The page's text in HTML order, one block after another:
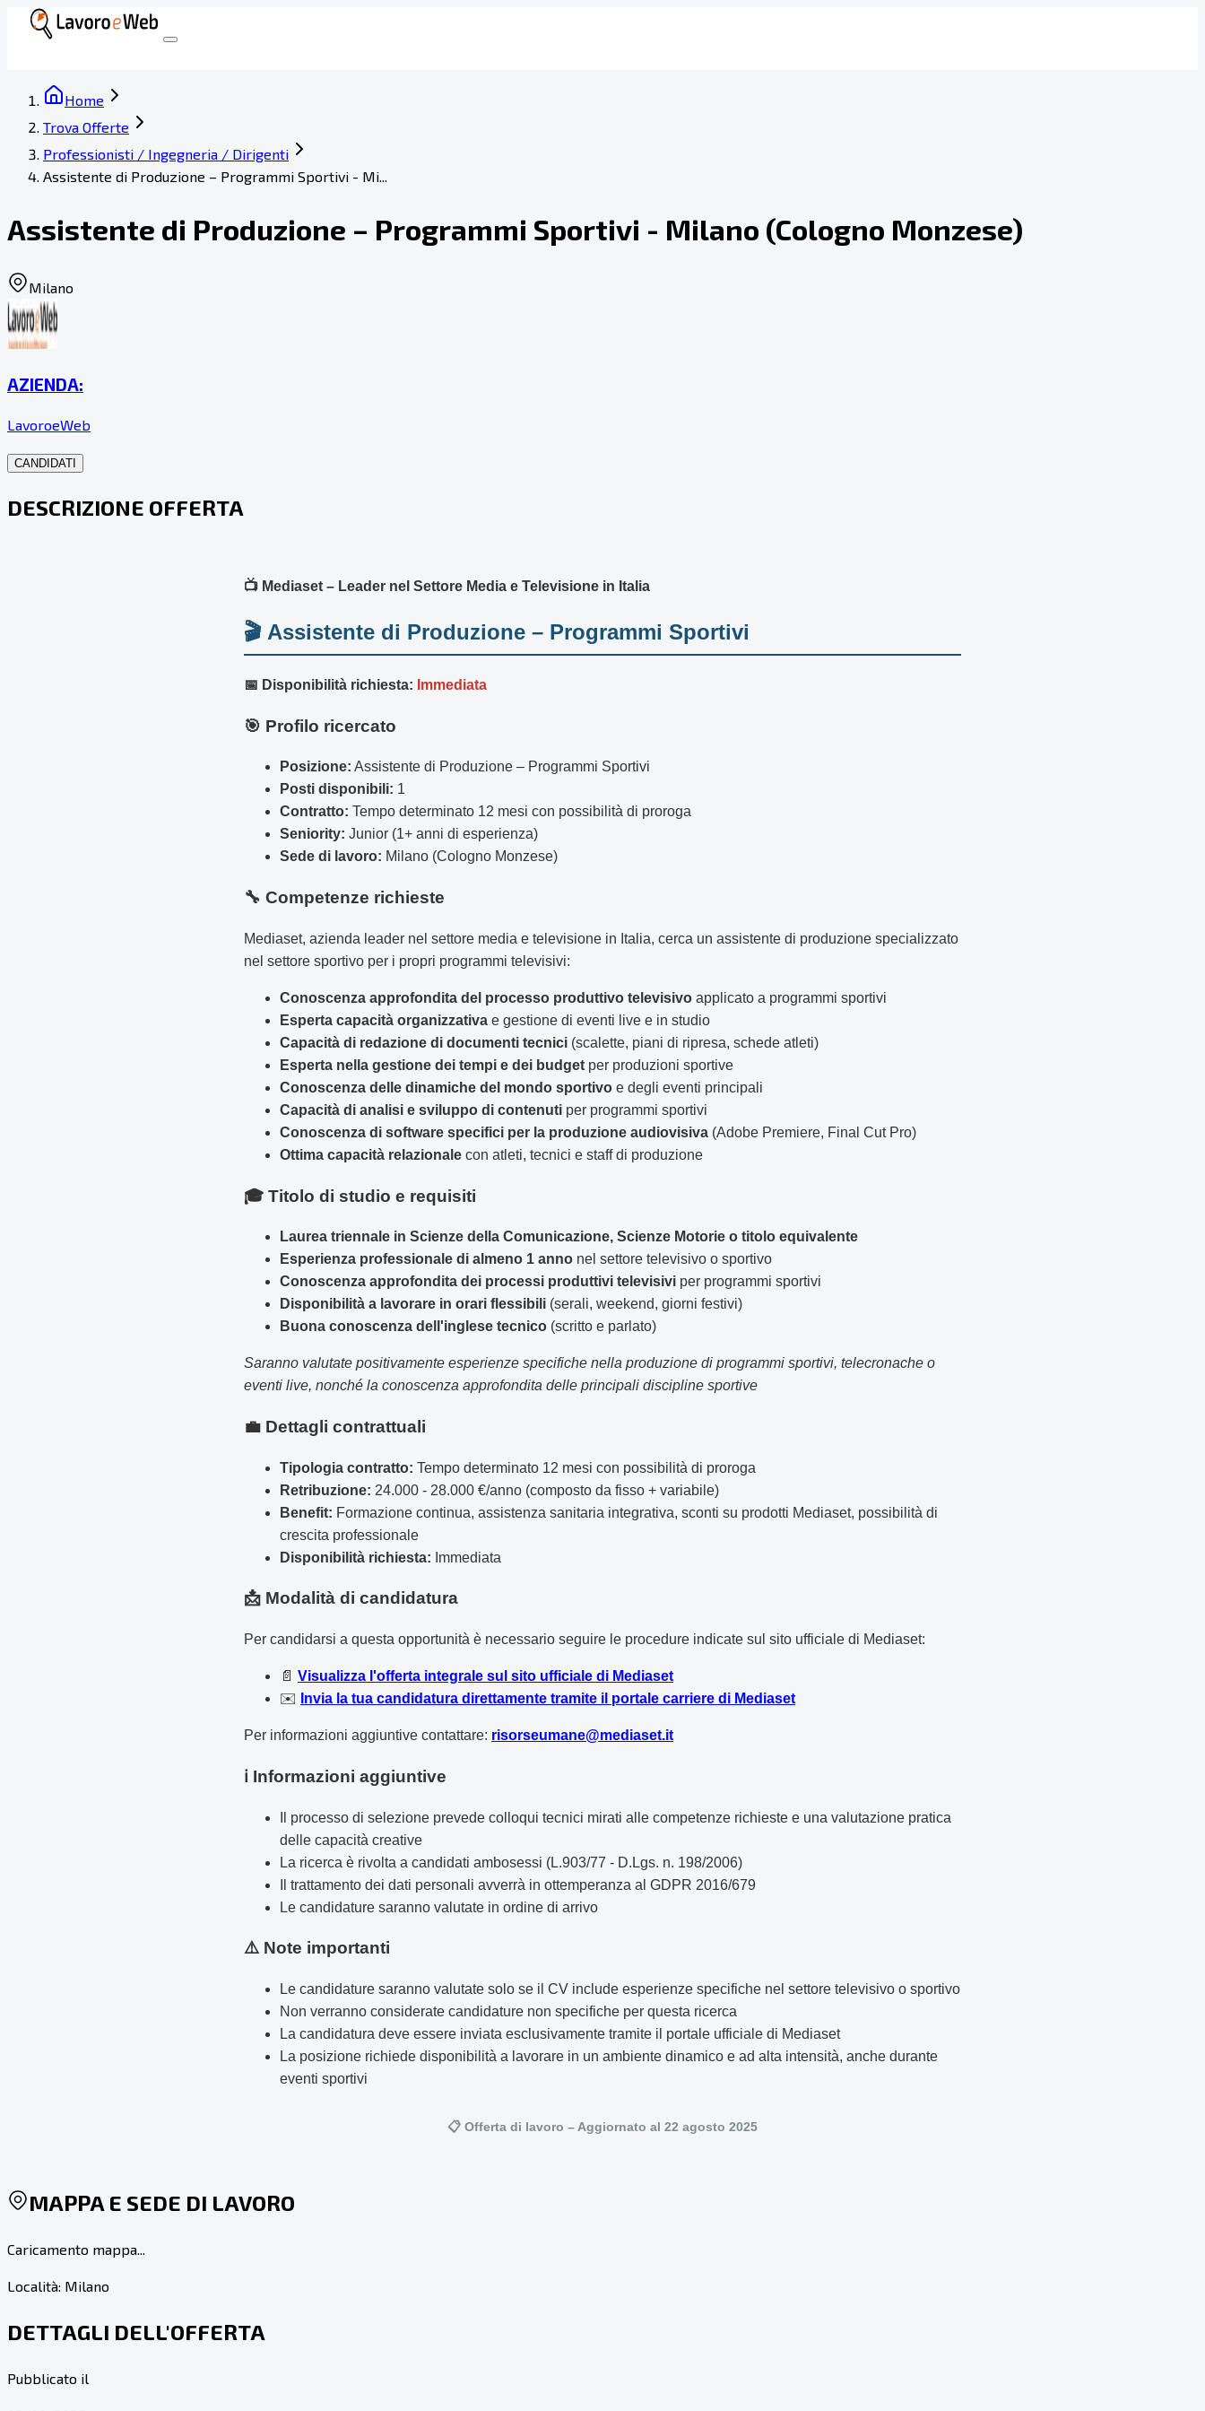
Home
Trova Offerte
Professionisti / Ingegneria / Dirigenti
Assistente di Produzione – Programmi Sportivi - Mi...
Assistente di Produzione – Programmi Sportivi - Milano (Cologno Monzese)
Milano
AZIENDA:
LavoroeWeb
CANDIDATI
DESCRIZIONE OFFERTA
📺 Mediaset – Leader nel Settore Media e Televisione in Italia
🎬 Assistente di Produzione – Programmi Sportivi
📅 Disponibilità richiesta: Immediata
🎯 Profilo ricercato
Posizione: Assistente di Produzione – Programmi Sportivi
Posti disponibili: 1
Contratto: Tempo determinato 12 mesi con possibilità di proroga
Seniority: Junior (1+ anni di esperienza)
Sede di lavoro: Milano (Cologno Monzese)
🔧 Competenze richieste
Mediaset, azienda leader nel settore media e televisione in Italia, cerca un assistente di produzione specializzato
nel settore sportivo per i propri programmi televisivi:
Conoscenza approfondita del processo produttivo televisivo applicato a programmi sportivi
Esperta capacità organizzativa e gestione di eventi live e in studio
Capacità di redazione di documenti tecnici (scalette, piani di ripresa, schede atleti)
Esperta nella gestione dei tempi e dei budget per produzioni sportive
Conoscenza delle dinamiche del mondo sportivo e degli eventi principali
Capacità di analisi e sviluppo di contenuti per programmi sportivi
Conoscenza di software specifici per la produzione audiovisiva (Adobe Premiere, Final Cut Pro)
Ottima capacità relazionale con atleti, tecnici e staff di produzione
🎓 Titolo di studio e requisiti
Laurea triennale in Scienze della Comunicazione, Scienze Motorie o titolo equivalente
Esperienza professionale di almeno 1 anno nel settore televisivo o sportivo
Conoscenza approfondita dei processi produttivi televisivi per programmi sportivi
Disponibilità a lavorare in orari flessibili (serali, weekend, giorni festivi)
Buona conoscenza dell'inglese tecnico (scritto e parlato)
Saranno valutate positivamente esperienze specifiche nella produzione di programmi sportivi, telecronache o
eventi live, nonché la conoscenza approfondita delle principali discipline sportive
💼 Dettagli contrattuali
Tipologia contratto: Tempo determinato 12 mesi con possibilità di proroga
Retribuzione: 24.000 - 28.000 €/anno (composto da fisso + variabile)
Benefit: Formazione continua, assistenza sanitaria integrativa, sconti su prodotti Mediaset, possibilità di
crescita professionale
Disponibilità richiesta: Immediata
📩 Modalità di candidatura
Per candidarsi a questa opportunità è necessario seguire le procedure indicate sul sito ufficiale di Mediaset:
📄 Visualizza l'offerta integrale sul sito ufficiale di Mediaset
✉️
Invia la tua candidatura direttamente tramite il portale carriere di Mediaset
Per informazioni aggiuntive contattare: risorseumane@mediaset.it
ℹ️ Informazioni aggiuntive
Il processo di selezione prevede colloqui tecnici mirati alle competenze richieste e una valutazione pratica
delle capacità creative
La ricerca è rivolta a candidati ambosessi (L.903/77 - D.Lgs. n. 198/2006)
Il trattamento dei dati personali avverrà in ottemperanza al GDPR 2016/679
Le candidature saranno valutate in ordine di arrivo
⚠️ Note importanti
Le candidature saranno valutate solo se il CV include esperienze specifiche nel settore televisivo o sportivo
Non verranno considerate candidature non specifiche per questa ricerca
La candidatura deve essere inviata esclusivamente tramite il portale ufficiale di Mediaset
La posizione richiede disponibilità a lavorare in un ambiente dinamico e ad alta intensità, anche durante
eventi sportivi
📋 Offerta di lavoro – Aggiornato al 22 agosto 2025
MAPPA E SEDE DI LAVORO
Caricamento mappa...
Località: Milano
DETTAGLI DELL'OFFERTA
Pubblicato il